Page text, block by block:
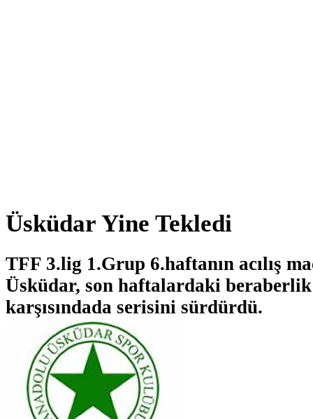
Üsküdar Yine Tekledi
TFF 3.lig 1.Grup 6.haftanın acılış
Üsküdar, son haftalardaki beraberlik
karşısındada serisini sürdürdü.